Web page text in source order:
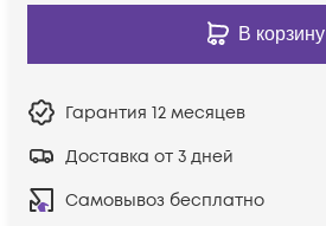
В корзину
Гарантия 12 месяцев
Доставка от 3 дней
Самовывоз бесплатно